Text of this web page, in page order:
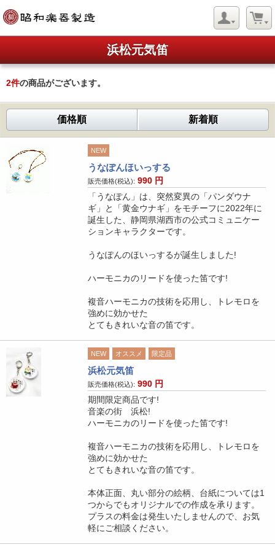
浜松元気笛
2件の商品がございます。
価格順 新着順
NEW
うなぽんほいっする
販売価格(税込): 990 円
「うなぽん」は、突然変異の「パンダウナ
ギ」と「黄金ウナギ」をモチーフに2022年に
誕生した、静岡県湖西市の公式コミュニケー
ションキャラクターです。
うなぽんのほいっするが誕生しました!
ハーモニカのリードを使った笛です!
複音ハーモニカの技術を応用し、トレモロを
強めに効かせた
とてもきれいな音の笛です。
NEW オススメ 限定品
浜松元気笛
販売価格(税込): 990 円
期間限定商品です!
音楽の街 浜松!
ハーモニカのリードを使った笛です!
複音ハーモニカの技術を応用し、トレモロを
強めに効かせた
とてもきれいな音の笛です。
本体正面、丸い部分の絵柄、台紙については1
つからでもオリジナルでの作成を承ります。
プラスの料金は発生いたしませんので、お気
軽にご相談ください。